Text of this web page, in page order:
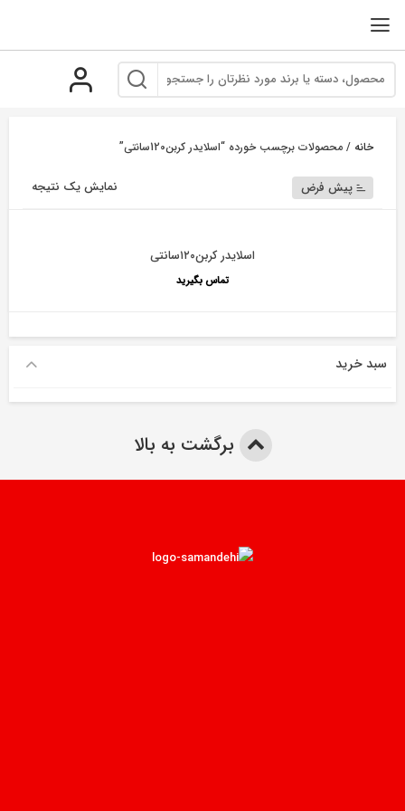
خانه / محصولات برچسب خورده “اسلایدر کربن120سانتی”
نمایش یک نتیجه پیش فرض
اسلایدر کربن۱۲۰سانتی
تماس بگیرید
سبد خرید
برگشت به بالا